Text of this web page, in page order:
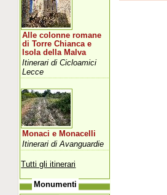
Alle colonne romane
di Torre Chianca e
Isola della Malva
Itinerari di Cicloamici
Lecce
Monaci e Monacelli
Itinerari di Avanguardie
Tutti gli itinerari
Monumenti